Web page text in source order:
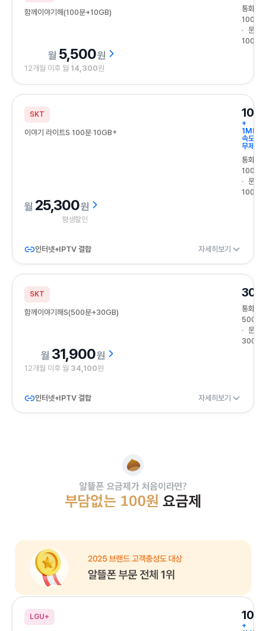
함께이야기해(100분+10GB)
통화
100분
문자
100건
5,500원
12개월 이후 월 14,300원
SKT
이야기 라이트S 100분 10GB+
+
1Mbps
속도
무제한
통화
100분
문자
100건
25,300원
평생할인
인터넷+IPTV 결합 자세히보기
SKT
함께이야기해S(500분+30GB)
통화
500분
문자
300건
31,900원
12개월 이후 월 34,100원
인터넷+IPTV 결합 자세히보기
알뜰폰 요금제가 처음이라면? 부담없는 100원 요금제
2025 브랜드 고객충성도 대상 알뜰폰 부문 전체 1위
LGU+
+